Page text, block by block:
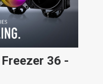
36 -